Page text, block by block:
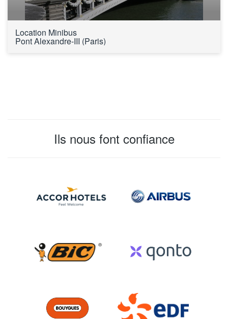
Location Minibus
Pont Alexandre-III (Paris)
Ils nous font confiance